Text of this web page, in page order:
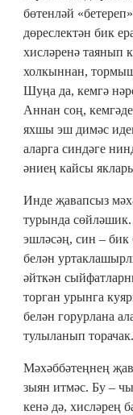
бөтенләй
дөреслектән бик
хисләренә таянып
холкыннан,
Шуңа да, кемгә
Аннан соң,
яхшы эш димәс
аларга синдәге
әниең кайсы
Инде җавапсыз
турында сөйләшик.
эшләсәң, син –
белән
әйткән
торган урынга
белән горурлана
тулыланып торачак.
Мәхәббәтеңнең
зыян итмәс. Бу –
кенә дә, хисләрең